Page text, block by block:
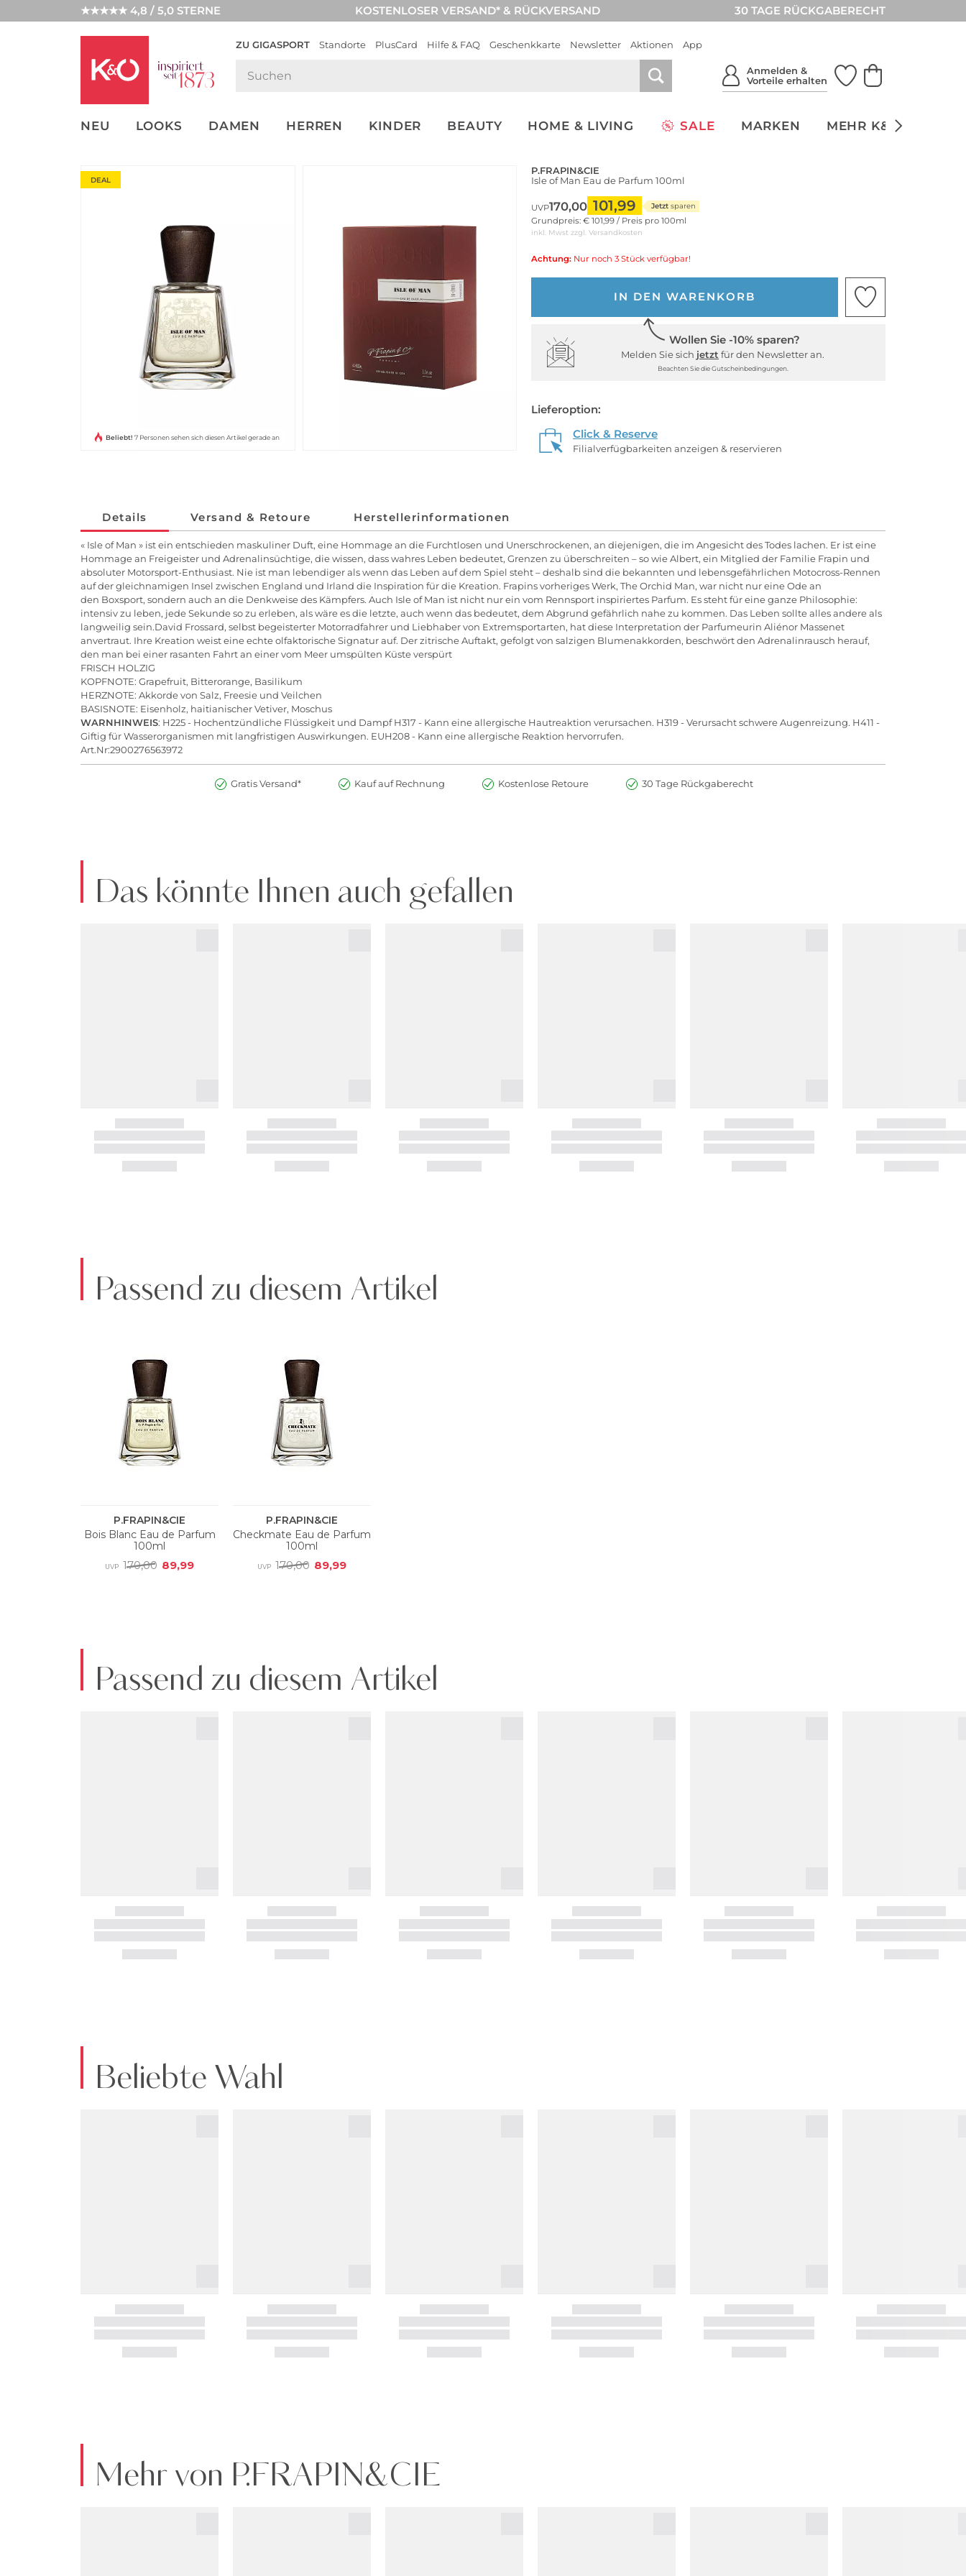
★★★★★ 4,8 / 5,0 STERNE KOSTENLOSER VERSAND* & RÜCKVERSAND 30 TAGE RÜCKGABERECHT
ZU GIGASPORT Standorte PlusCard Hilfe & FAQ Geschenkkarte Newsletter Aktionen App
Anmelden &
Vorteile erhalten
NEU LOOKS DAMEN HERREN KINDER BEAUTY HOME & LIVING SALE MARKEN MEHR K&Ö
UNSERE APP
CLICK &
DEAL
Beliebt! 7 Personen sehen sich diesen Artikel gerade an
P.FRAPIN&CIE
Isle of Man Eau de Parfum 100ml
UVP170,00 101,99 Jetzt sparen
Grundpreis: € 101,99 / Preis pro 100ml
inkl. Mwst zzgl. Versandkosten
Achtung: Nur noch 3 Stück verfügbar!
IN DEN WARENKORB
Wollen Sie -10% sparen?
Melden Sie sich jetzt für den Newsletter an.
Beachten Sie die Gutscheinbedingungen.
Lieferoption:
Click & Reserve
Filialverfügbarkeiten anzeigen & reservieren
Details Versand & Retoure Herstellerinformationen
« Isle of Man » ist ein entschieden maskuliner Duft, eine Hommage an die Furchtlosen und Unerschrockenen, an diejenigen, die im Angesicht des Todes lachen. Er ist eine
Hommage an Freigeister und Adrenalinsüchtige, die wissen, dass wahres Leben bedeutet, Grenzen zu überschreiten – so wie Albert, ein Mitglied der Familie Frapin und
absoluter Motorsport-Enthusiast. Nie ist man lebendiger als wenn das Leben auf dem Spiel steht – deshalb sind die bekannten und lebensgefährlichen Motocross-Rennen
auf der gleichnamigen Insel zwischen England und Irland die Inspiration für die Kreation. Frapins vorheriges Werk, The Orchid Man, war nicht nur eine Ode an
den Boxsport, sondern auch an die Denkweise des Kämpfers. Auch Isle of Man ist nicht nur ein vom Rennsport inspiriertes Parfum. Es steht für eine ganze Philosophie:
intensiv zu leben, jede Sekunde so zu erleben, als wäre es die letzte, auch wenn das bedeutet, dem Abgrund gefährlich nahe zu kommen. Das Leben sollte alles andere als
langweilig sein.David Frossard, selbst begeisterter Motorradfahrer und Liebhaber von Extremsportarten, hat diese Interpretation der Parfumeurin Aliénor Massenet
anvertraut. Ihre Kreation weist eine echte olfaktorische Signatur auf. Der zitrische Auftakt, gefolgt von salzigen Blumenakkorden, beschwört den Adrenalinrausch herauf,
den man bei einer rasanten Fahrt an einer vom Meer umspülten Küste verspürt
FRISCH HOLZIG
KOPFNOTE: Grapefruit, Bitterorange, Basilikum
HERZNOTE: Akkorde von Salz, Freesie und Veilchen
BASISNOTE: Eisenholz, haitianischer Vetiver, Moschus
WARNHINWEIS: H225 - Hochentzündliche Flüssigkeit und Dampf H317 - Kann eine allergische Hautreaktion verursachen. H319 - Verursacht schwere Augenreizung. H411 -
Giftig für Wasserorganismen mit langfristigen Auswirkungen. EUH208 - Kann eine allergische Reaktion hervorrufen.
Art.Nr:2900276563972
Gratis Versand* Kauf auf Rechnung Kostenlose Retoure 30 Tage Rückgaberecht
Das könnte Ihnen auch gefallen
Passend zu diesem Artikel
Passend zu diesem Artikel
Beliebte Wahl
Mehr von P.FRAPIN&CIE